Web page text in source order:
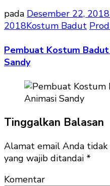
pada Desember 22, 2018
2018Kostum Badut
Pembuat Kostum
Sandy
Tinggalkan Balasan
Alamat email Anda tidak
yang wajib ditandai *
Komentar